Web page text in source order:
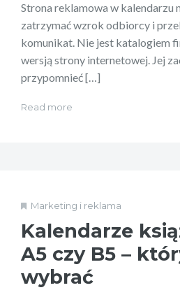
Strona reklamowa w kalendarzu
zatrzymać wzrok odbiorcy i
komunikat. Nie jest katalogiem
wersją strony internetowej. Jej
przypomnieć […]
Read more
Marketing i reklama
Kalendarze
A5 czy B5 –
wybrać